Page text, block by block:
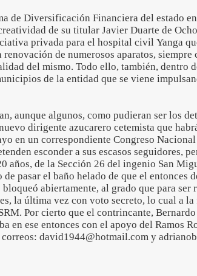
de Diversificación Financiera del estado
de su titular Javier Duarte de
privada para el hospital civil Yanga
de numerosos aparatos, siempre
del mismo. Todo ello, también, dentro
de la entidad que se viene
aunque algunos, como pudieran ser los
dirigente azucarero cetemista que
en un correspondiente Congreso
esconder a sus escasos seguidores,
años, de la Sección 26 del ingenio San
pasar el baño helado de que el entonces
abiertamente, al grado que para ser
la última vez con voto secreto, lo cual a la
Por cierto que el contrincante,
en ese entonces con el apoyo del Ramos
david1944@hotmail.com y